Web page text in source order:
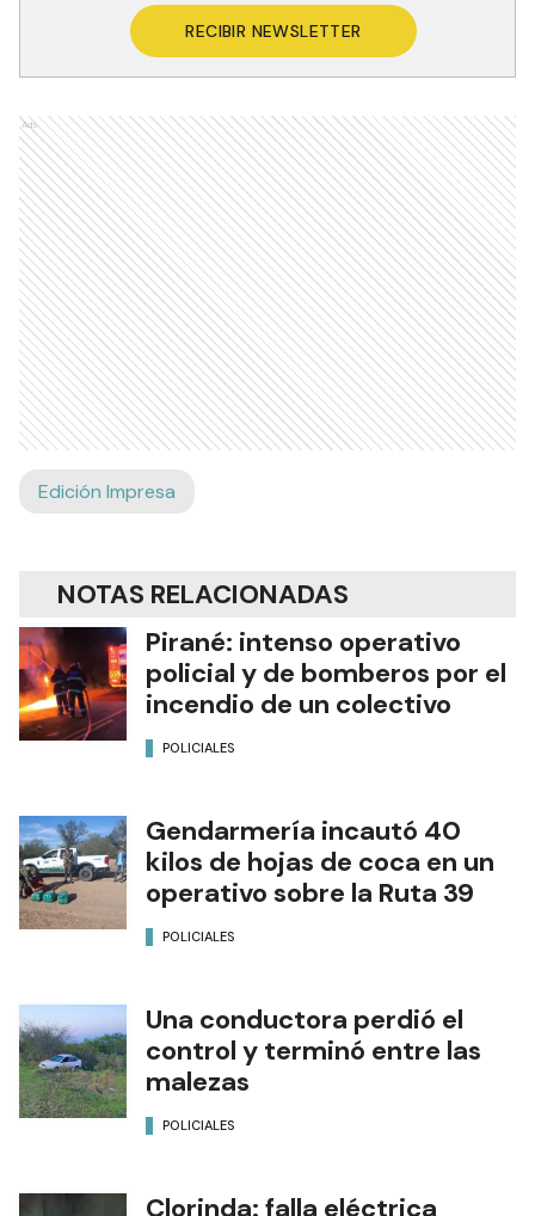
RECIBIR NEWSLETTER
Ads
Edición Impresa
NOTAS RELACIONADAS
Pirané: intenso operativo
policial y de bomberos por el
incendio de un colectivo
POLICIALES
Gendarmería incautó 40
kilos de hojas de coca en un
operativo sobre la Ruta 39
POLICIALES
Una conductora perdió el
control y terminó entre las
malezas
POLICIALES
Clorinda: falla eléctrica